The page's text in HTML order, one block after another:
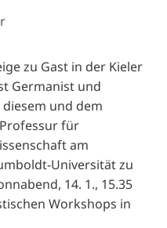
zu Gast in der Kieler
Germanist und
und dem
für
am
Universität zu
14. 1., 15.35
Workshops in